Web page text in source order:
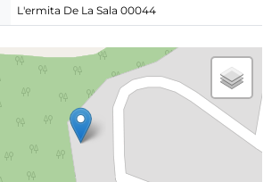
L'ermita De La Sala 00044